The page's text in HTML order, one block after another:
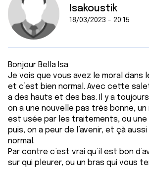
Isakoustik
18/03/2023 - 20:15
Bonjour Bella Isa
Je vois que vous avez le moral dans
et c’est bien normal. Avec cette
a des hauts et des bas. Il y a
on a une nouvelle pas très bonne, un
est usée par les traitements, ou une
puis, on a peur de l’avenir, et çà
normal.
Par contre c’est vrai qu’il est bon
sur qui pleurer, ou un bras qui vous